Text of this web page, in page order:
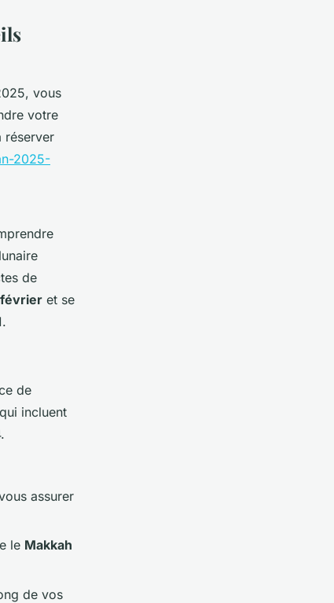
vous
votre
réserver
2025-
de
et se
de
qui incluent
assurer
le Makkah
de vos